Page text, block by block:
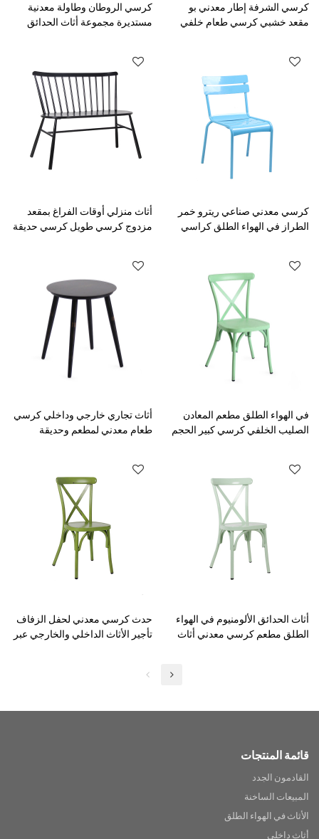
كرسي الشرفة إطار معدني بو
مقعد خشبي كرسي طعام خلفي
كرسي الروطان وطاولة معدنية
مستديرة مجموعة أثاث الحدائق
كرسي معدني صناعي ريترو خمر
الطراز في الهواء الطلق كراسي
أثاث منزلي أوقات الفراغ بمقعد
مزدوج كرسي طويل كرسي حديقة
في الهواء الطلق مطعم المعادن
الصليب الخلفي كرسي كبير الحجم
أثاث تجاري خارجي وداخلي كرسي
طعام معدني لمطعم وحديقة
أثاث الحدائق الألومنيوم في الهواء
الطلق مطعم كرسي معدني أثاث
حدث كرسي معدني لحفل الزفاف
تأجير الأثاث الداخلي والخارجي عبر
قائمة المنتجات
القادمون الجدد
المبيعات الساخنة
الأثاث في الهواء الطلق
أثاث داخلي